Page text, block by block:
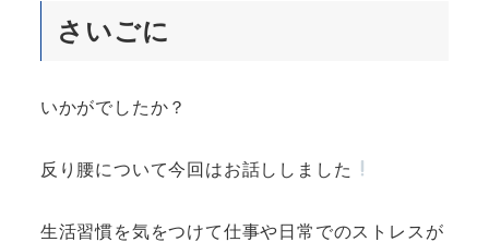
さいごに
いかがでしたか？
反り腰について今回はお話ししました
生活習慣を気をつけて仕事や日常でのストレスが